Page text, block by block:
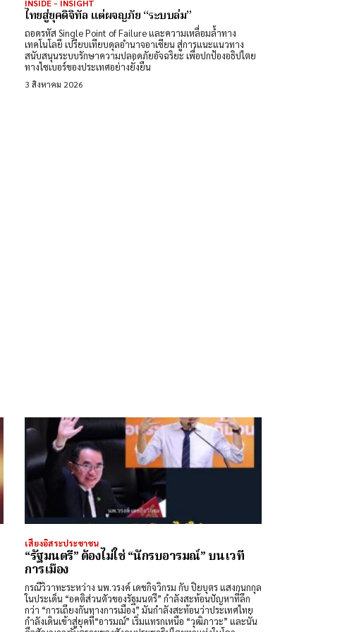
INSIDE - INSIGHT
ไทยสู่ยุคดิจิทัล แต่ผจญภัย “ระบบล่ม”
ถอดรหัส Single Point of Failure และความเหลื่อมล้ำทาง
เทคโนโลยี เปรียบเทียบดุลอำนาจอาเซียน สู่การแนะแนวทาง
สนับสนุนระบบรักษาความปลอดภัยอัจฉริยะ เพื่อปกป้องอธิปไตย
ทางไซเบอร์ของประเทศอย่างยั่งยืน
3 สิงหาคม 2026
เสียงอิสระประชาชน
“รัฐมนตรี” ต้องไม่ใช่ “นักรบอารมณ์” บนเวที
การเมือง
กรณีวิวาทะระหว่าง นพ.วรงค์ เดชกิจวิกรม กับ ปิยบุตร แสงกนกกุล
ในประเด็น “อคติส่วนตัวของรัฐมนตรี” กำลังสะท้อนปัญหาที่ลึก
กว่า “การเถียงกันทางการเมือง” มันกำลังสะท้อนว่าประเทศไทย
กำลังเดินเข้าสู่ยุคที่“อารมณ์” เริ่มแทรกเหนือ “วุฒิภาวะ” และนั่น